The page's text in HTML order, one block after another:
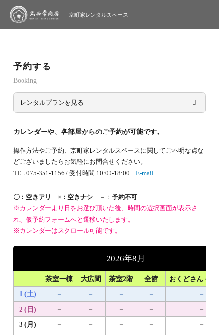
大西常商店
京町家レンタルスペース
予約する
Booking
レンタルプランを見る
カレンダーや、各部屋からのご予約が可能です。
操作方法やご予約、京町家レンタルスペースに関してご不明な点な
どございましたらお気軽にお問合せください。
TEL 075-351-1156 / 受付時間 10:00-18:00 E-mail
〇：空きアリ ×：空きナシ －：予約不可
※カレンダーより日をお選び頂いた後、時間の選択画面が表示さ
れ、仮予約フォームへと遷移いたします。
※カレンダーはスクロール可能です。
2026年8月
茶室一棟 大広間 茶室2階 全館
おくどさん＋1
1 (土)
－ － － －
－
2 (日)
－ － － －
－
3 (月)
－ － － －
－